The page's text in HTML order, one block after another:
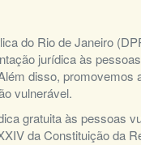
do Rio de Janeiro
jurídica às
disso, promovemos
vulnerável.
gratuita às pessoas
da Constituição da